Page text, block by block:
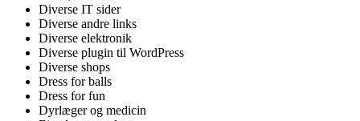
Diverse IT sider
Diverse andre links
Diverse elektronik
Diverse plugin til WordPress
Diverse shops
Dress for balls
Dress for fun
Dyrlæger og medicin